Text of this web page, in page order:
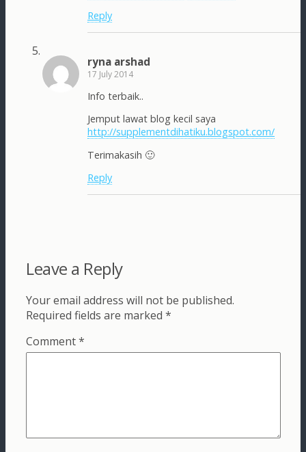
Reply
ryna arshad
17 July 2014
Info terbaik..
Jemput lawat blog kecil saya
http://supplementdihatiku.blogspot.com/
Terimakasih 🙂
Reply
Leave a Reply
Your email address will not be published.
Required fields are marked *
Comment*